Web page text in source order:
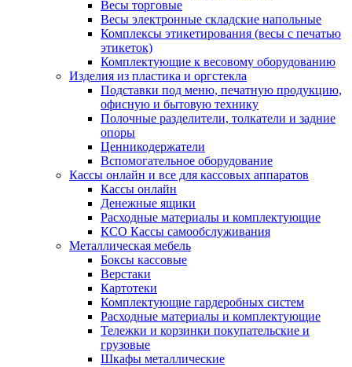
Весы торговые
Весы электронные складские напольные
Комплексы этикетирования (весы с печатью
этикеток)
Комплектующие к весовому оборудованию
Изделия из пластика и оргстекла
Подставки под меню, печатную продукцию,
офисную и бытовую технику
Полочные разделители, толкатели и задние
опоры
Ценникодержатели
Вспомогательное оборудование
Кассы онлайн и все для кассовых аппаратов
Кассы онлайн
Денежные ящики
Расходные материалы и комплектующие
КСО Кассы самообслуживания
Металлическая мебель
Боксы кассовые
Верстаки
Картотеки
Комплектующие гардеробных систем
Расходные материалы и комплектующие
Тележки и корзинки покупательские и
грузовые
Шкафы металлические